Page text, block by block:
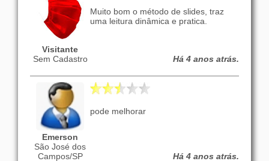
Visitante
Sem Cadastro
Muito bom o método de slides, traz
uma leitura dinâmica e pratica.
Há 4 anos atrás.
Emerson
São José dos
Campos/SP
pode melhorar
Há 4 anos atrás.